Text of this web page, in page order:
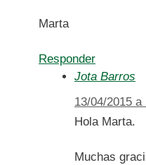
Marta
Responder
Jota Barros
13/04/2015 a
Hola Marta.
Muchas